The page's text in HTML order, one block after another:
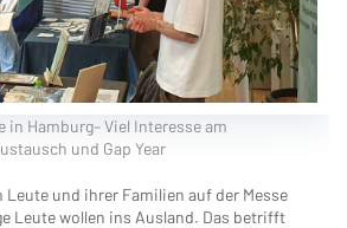
in Hamburg– Viel Interesse am
und Gap Year
Leute und ihrer Familien auf der Messe
Leute wollen ins Ausland. Das betrifft